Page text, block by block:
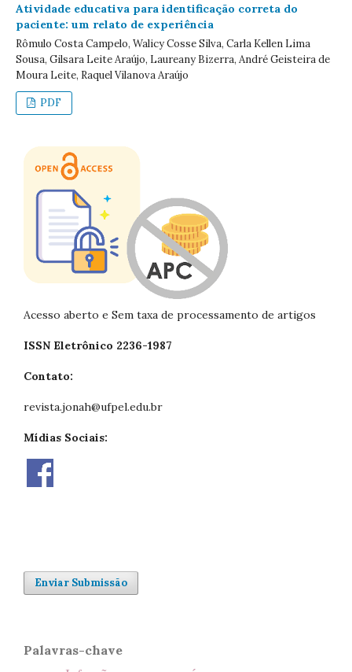
Atividade educativa para identificação correta do
paciente: um relato de experiência
Rômulo Costa Campelo, Walicy Cosse Silva, Carla Kellen Lima
Sousa, Gilsara Leite Araújo, Laureany Bizerra, André Geisteira de
Moura Leite, Raquel Vilanova Araújo
PDF
Acesso aberto e Sem taxa de processamento de artigos
ISSN Eletrônico 2236-1987
Contato:
revista.jonah@ufpel.edu.br
Mídias Sociais:
Enviar Submissão
Palavras-chave